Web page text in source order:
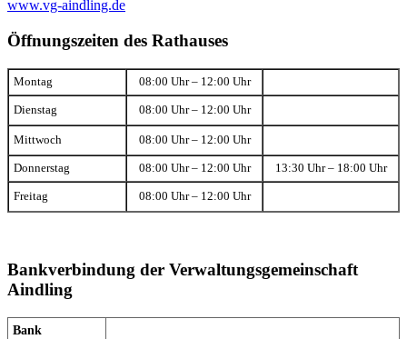
www.vg-aindling.de
Öffnungszeiten des Rathauses
Montag 08:00 Uhr – 12:00 Uhr
Dienstag 08:00 Uhr – 12:00 Uhr
Mittwoch 08:00 Uhr – 12:00 Uhr
Donnerstag 08:00 Uhr – 12:00 Uhr 13:30 Uhr – 18:00 Uhr
Freitag 08:00 Uhr – 12:00 Uhr
Bankverbindung der Verwaltungsgemeinschaft
Aindling
Bank